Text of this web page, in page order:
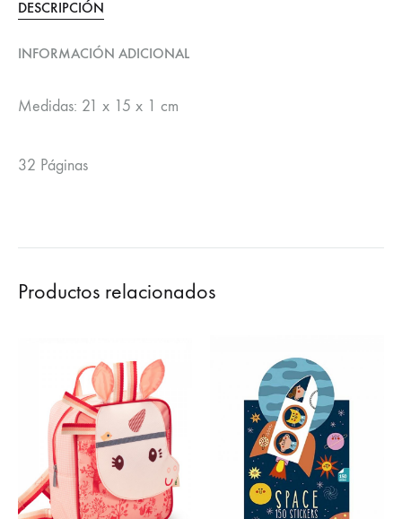
DESCRIPCIÓN
INFORMACIÓN ADICIONAL
Medidas: 21 x 15 x 1 cm
32 Páginas
Productos relacionados